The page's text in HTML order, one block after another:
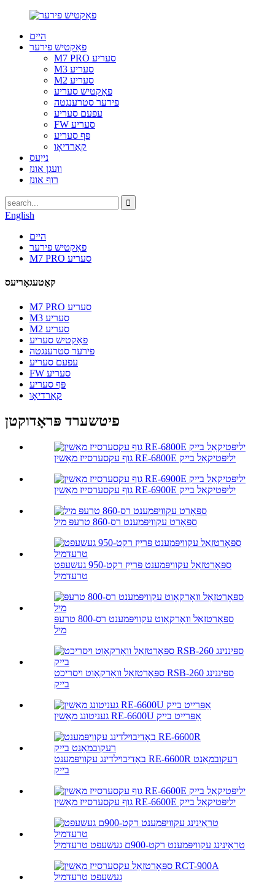
היים
פאַקטיש פירער
M7 PRO סעריע
M3 סעריע
M2 סעריע
פאַקטיש סעריע
פירער סטרענגטה
עפעם סעריע
FW סעריע
פּף סעריע
קאַרדיאָו
נייַעס
וועגן אונז
רוף אונז
English
היים
פאַקטיש פירער
M7 PRO סעריע
קאַטעגאָריעס
M7 PRO סעריע
M3 סעריע
M2 סעריע
פאַקטיש סעריע
פירער סטרענגטה
עפעם סעריע
FW סעריע
פּף סעריע
קאַרדיאָו
פיטשערד פּראָדוקטן
גוף עקסערסייז מאַשין RE-6800E יליפּטיקאַל בייק
גוף עקסערסייז מאַשין RE-6900E יליפּטיקאַל בייק
ספּאָרט עקוויפּמענט רס-860 טרעפּ מיל
ספּאָרטזאַל עקוויפּמענט פּרייַז רקט-950 געשעפט
טרעדמיל
ספּאָרטזאַל וואָרקאָוט עקוויפּמענט רס-800 טרעפּ
מיל
ספּאָרטזאַל וואָרקאָוט ויסריכט RSB-260 ספּיננינג
בייק
געניטונג מאַשין RE-6600U אַפּרייט בייק
באָדיבוילדינג עקוויפּמענט RE-6600R רעקובמאַנט
בייק
גוף עקסערסייז מאַשין RE-6600E יליפּטיקאַל בייק
טראַינינג עקוויפּמענט רקט-900ם געשעפט טרעדמיל